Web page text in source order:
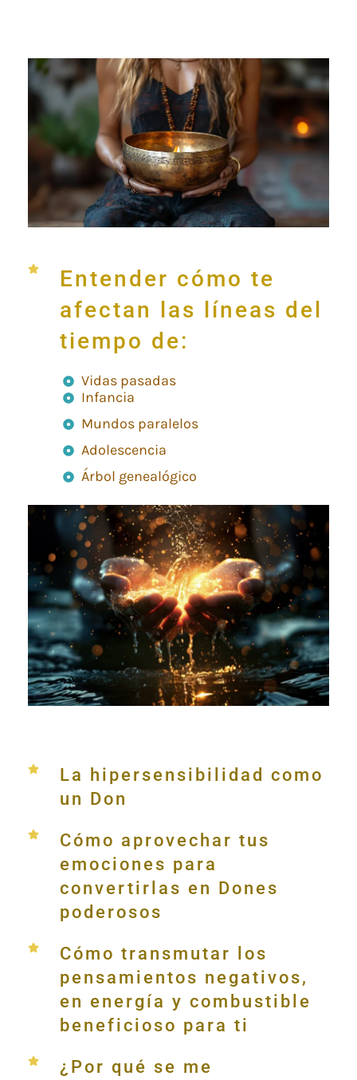
Entender cómo te
afectan las líneas del
tiempo de:
Vidas pasadas
Infancia
Mundos paralelos
Adolescencia
Árbol genealógico
La hipersensibilidad como
un Don
Cómo aprovechar tus
emociones para
convertirlas en Dones
poderosos
Cómo transmutar los
pensamientos negativos,
en energía y combustible
beneficioso para ti
¿Por qué se me